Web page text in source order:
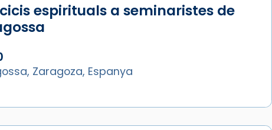
espirituals a seminaristes de
Zaragoza, Espanya